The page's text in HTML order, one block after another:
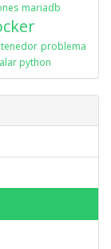
mariadb
problema
python